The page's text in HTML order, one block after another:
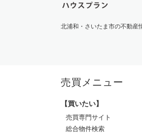
北浦和・さいたま市の不動産
売買メニュー
【買いたい】
売買専門サイト
総合物件検索